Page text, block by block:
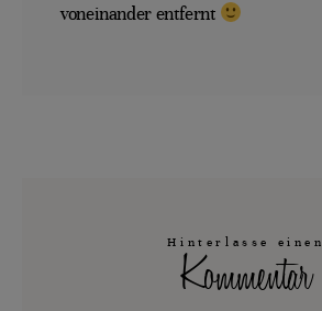
voneinander entfernt
Hinterlasse einen
Kommentar